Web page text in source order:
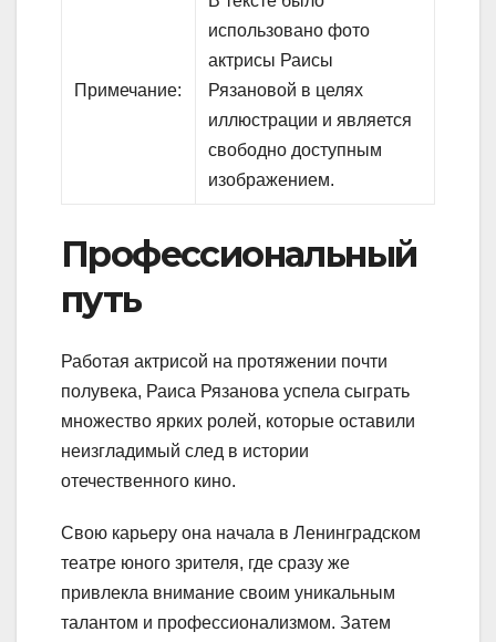
Примечание:
использовано фото
актрисы Раисы
Рязановой в целях
иллюстрации и является
свободно доступным
изображением.
Профессиональный
путь
Работая актрисой на протяжении почти
полувека, Раиса Рязанова успела сыграть
множество ярких ролей, которые оставили
неизгладимый след в истории
отечественного кино.
Свою карьеру она начала в Ленинградском
театре юного зрителя, где сразу же
привлекла внимание своим уникальным
талантом и профессионализмом. Затем